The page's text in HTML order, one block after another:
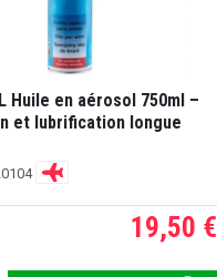
Huile en aérosol 750ml –
et lubrification longue
19,50 €